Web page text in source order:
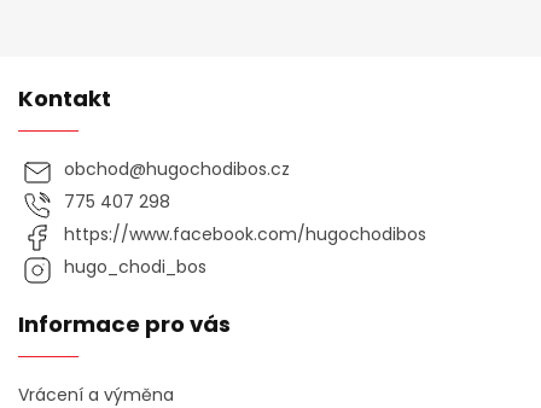
Kontakt
obchod@hugochodibos.cz
775 407 298
https://www.facebook.com/hugochodibos
hugo_chodi_bos
Informace pro vás
Vrácení a výměna